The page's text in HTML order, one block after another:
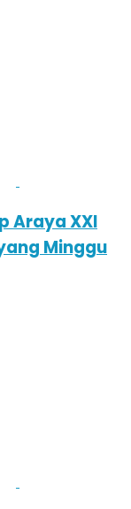
Araya XXI
Minggu